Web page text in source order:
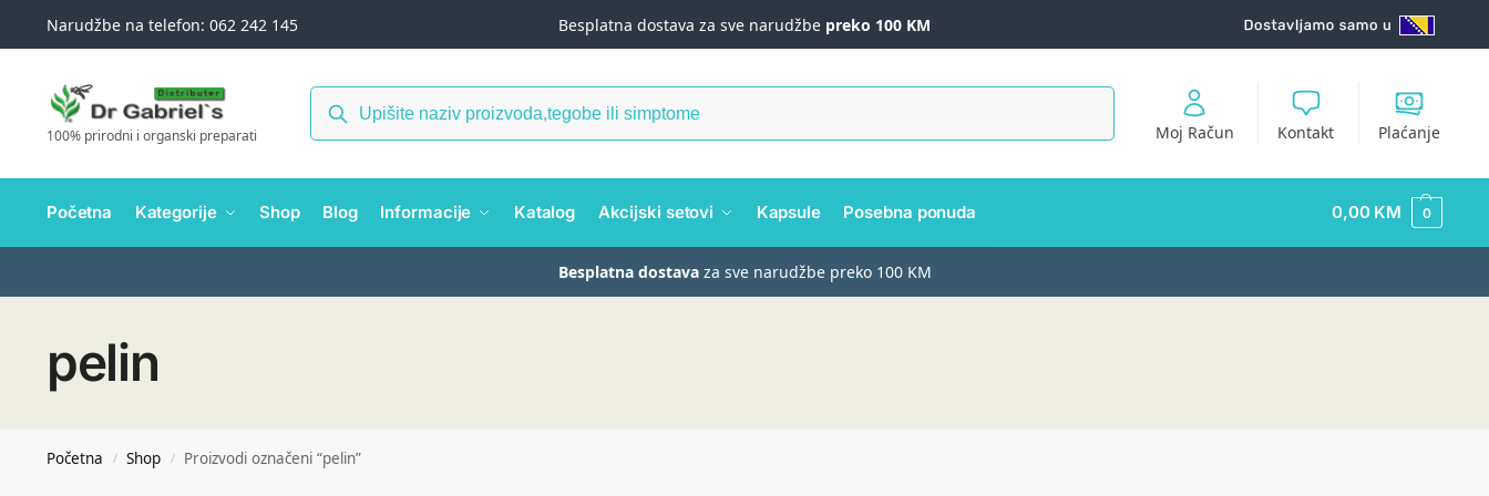
Narudžbe na telefon: 062 242 145 Besplatna dostava za sve narudžbe preko 100 KM
100% prirodni i organski preparati Moj Račun Kontakt Plaćanje
Početna Kategorije Shop Blog Informacije Katalog Akcijski setovi Kapsule Posebna ponuda 0,00 KM 0
Besplatna dostavaza sve narudžbe preko 100 KM
pelin
Početna / Shop / Proizvodi označeni “pelin”